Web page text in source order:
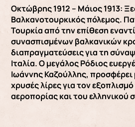
Οκτώβρης 1912 – Μάιος 1913:
Βαλκανοτουρκικός πόλεμος.
Τουρκία από την επίθεση
συνασπισμένων βαλκανικών
διαπραγματεύσεις για τη
Ιταλία. Ο μεγάλος Ρόδιος
Ιωάννης Καζούλλης,
χρυσές λίρες για τον
αεροπορίας και του ελληνικού